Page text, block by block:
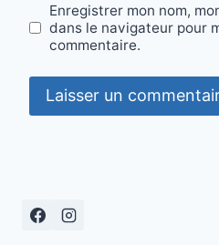
Enregistrer mon nom,
dans le navigateur pour
commentaire.